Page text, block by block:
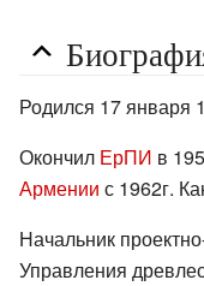
Родился 17 января
Окончил ЕрПИ в
Армении с 1962г.
Начальник
Управления